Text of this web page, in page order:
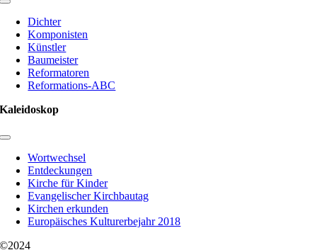
Toggle
Navigation
Dichter
Komponisten
Künstler
Baumeister
Reformatoren
Reformations-ABC
Kaleidoskop
Toggle
NavigationWortwechsel
Entdeckungen
Kirche für Kinder
Evangelischer Kirchbautag
Kirchen erkunden
Europäisches Kulturerbejahr 2018
©2024